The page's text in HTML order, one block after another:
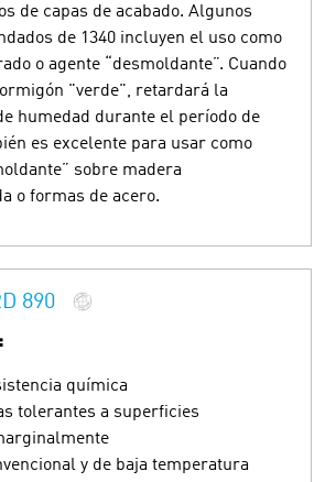
de capas de acabado. Algunos
de 1340 incluyen el uso como
o agente “desmoldante”. Cuando
"verde", retardará la
humedad durante el período de
es excelente para usar como
sobre madera
o formas de acero.
890
química
tolerantes a superficies
y de baja temperatura